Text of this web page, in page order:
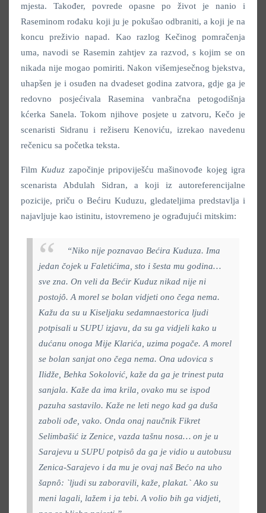
mjesta. Također, povrede opasne po život je nanio i
Raseminom rođaku koji ju je pokušao odbraniti, a koji je na
koncu preživio napad. Kao razlog Kečinog pomračenja
uma, navodi se Rasemin zahtjev za razvod, s kojim se on
nikada nije mogao pomiriti. Nakon višemjesečnog bjekstva,
uhapšen je i osuđen na dvadeset godina zatvora, gdje ga je
redovno posjećivala Rasemina vanbračna petogodišnja
kćerka Sanela. Tokom njihove posjete u zatvoru, Kečo je
scenaristi Sidranu i režiseru Kenoviću, izrekao navedenu
rečenicu sa početka teksta.
Film Kuduz započinje pripoviješću mašinovođe kojeg igra
scenarista Abdulah Sidran, a koji iz autoreferencijalne
pozicije, priču o Bećiru Kuduzu, gledateljima predstavlja i
najavljuje kao istinitu, istovremeno je ograđujući mitskim:
“Niko nije poznavao Bećira Kuduza. Ima
jedan čojek u Faletićima, sto i šesta mu godina…
sve zna. On veli da Bećir Kuduz nikad nije ni
postojô. A morel se bolan vidjeti ono čega nema.
Kažu da su u Kiseljaku sedamnaestorica ljudi
potpisali u SUPU izjavu, da su ga vidjeli kako u
dućanu onoga Mije Klarića, uzima pogače. A morel
se bolan sanjat ono čega nema. Ona udovica s
Ilidže, Behka Sokolović, kaže da ga je trinest puta
sanjala. Kaže da ima krila, ovako mu se ispod
pazuha sastavilo. Kaže ne leti nego kad ga duša
zaboli ođe, vako. Onda onaj naučnik Fikret
Selimbašić iz Zenice, vazda tašnu nosa… on je u
Sarajevu u SUPU potpisô da ga je vidio u autobusu
Zenica-Sarajevo i da mu je ovaj naš Bećo na uho
šapnô: `ljudi su zaboravili, kaže, plakat.` Ako su
meni lagali, lažem i ja tebi. A volio bih ga vidjeti,